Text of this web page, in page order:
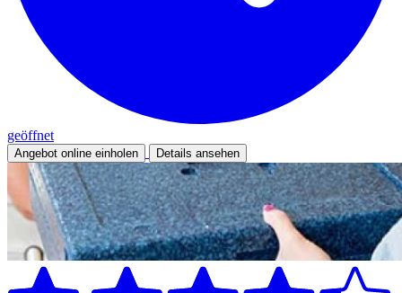
geöffnet
Angebot online einholen Details ansehen